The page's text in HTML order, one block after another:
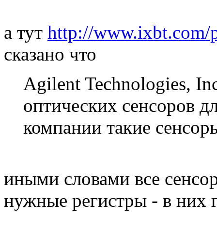
а тут http://www.ixbt.com/
сказано что
Agilent Technologies,
оптических сенсоров
компании такие
иными словами все
нужные регистры - в них